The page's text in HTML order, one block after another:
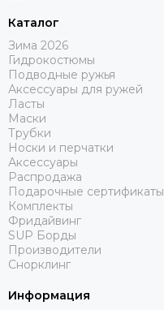
Каталог
Зима 2026
Гидрокостюмы
Подводные ружья
Аксессуары для ружей
Ласты
Маски
Трубки
Носки и перчатки
Аксессуары
Распродажа
Подарочные сертификаты
Комплекты
Фридайвинг
SUP Борды
Производители
Снорклинг
Информация